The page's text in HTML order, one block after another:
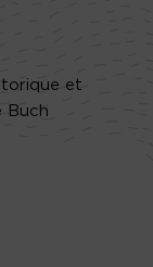
et
Buch